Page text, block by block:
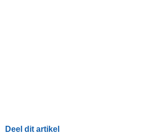
Deel dit artikel